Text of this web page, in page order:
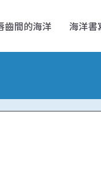
齒間的海洋 海洋書